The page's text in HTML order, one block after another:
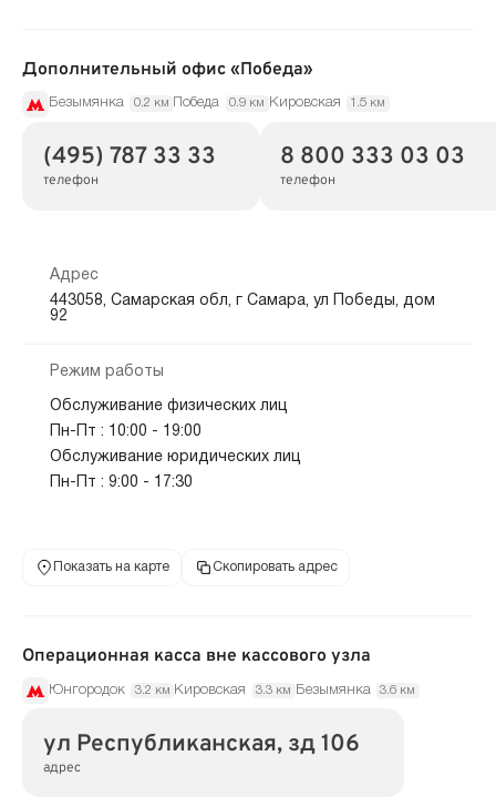
Дополнительный офис «Победа»
Безымянка 0.2 км Победа 0.9 км Кировская 1.5 км
(495) 787 33 33
телефон
8 800 333 03 03
телефон
Адрес
443058, Самарская обл, г Самара, ул Победы, дом
92
Режим работы
Обслуживание физических лиц
Пн-Пт : 10:00 - 19:00
Обслуживание юридических лиц
Пн-Пт : 9:00 - 17:30
Показать на карте Скопировать адрес
Операционная касса вне кассового узла
Юнгородок 3.2 км Кировская 3.3 км Безымянка 3.6 км
ул Республиканская, зд 106
адрес